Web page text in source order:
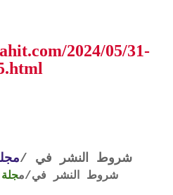
2024/05/31-
شروط النشر في /
شروط النشر في/م